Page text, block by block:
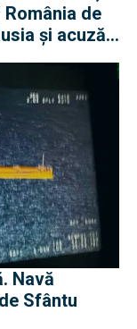
de
și acuză
Navă
Sfântu